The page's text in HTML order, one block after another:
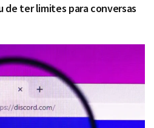
de ter limites para conversas